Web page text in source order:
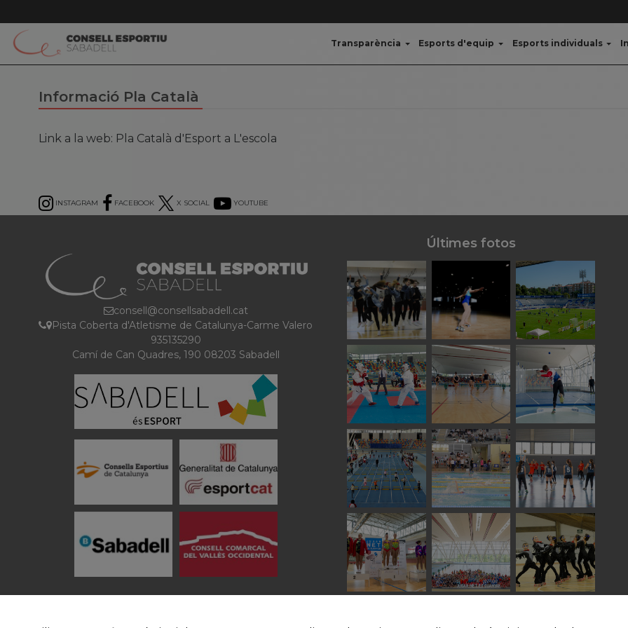
Transparència Esports d'equip Esports individuals
Informació Pla Català
Link a la web: Pla Català d'Esport a L'escola
INSTAGRAM FACEBOOK X SOCIAL YOUTUBE
consell@consellsabadell.cat
Pista Coberta d'Atletisme de Catalunya-Carme Valero
935135290
Camí de Can Quadres, 190 08203 Sabadell
Últimes fotos